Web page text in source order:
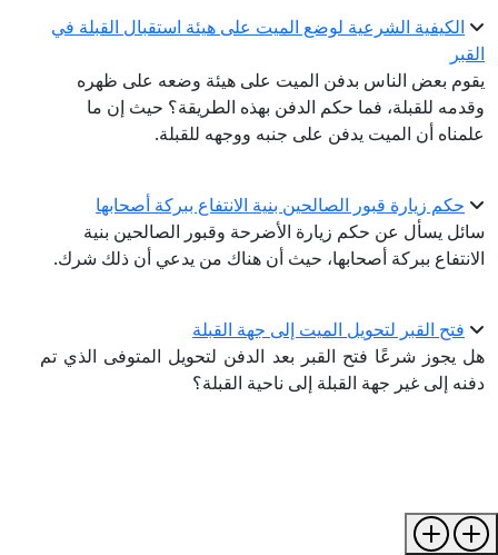
الكيفية الشرعية لوضع الميت على هيئة استقبال القبلة في
القبر
يقوم بعض الناس بدفن الميت على هيئة وضعه على ظهره
وقدمه للقبلة، فما حكم الدفن بهذه الطريقة؟ حيث إن ما
علمناه أن الميت يدفن على جنبه ووجهه للقبلة.
حكم زيارة قبور الصالحين بنية الانتفاع ببركة أصحابها
سائل يسأل عن حكم زيارة الأضرحة وقبور الصالحين بنية
الانتفاع ببركة أصحابها، حيث أن هناك من يدعي أن ذلك شرك.
فتح القبر لتحويل الميت إلى جهة القبلة
هل يجوز شرعًا فتح القبر بعد الدفن لتحويل المتوفى الذي تم
دفنه إلى غير جهة القبلة إلى ناحية القبلة؟